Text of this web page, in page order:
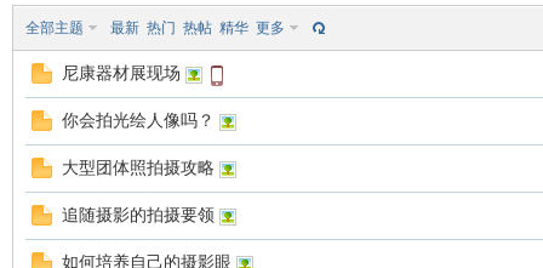
全部主题 最新 热门 热帖 精华 更多
尼康器材展现场
你会拍光绘人像吗？
大型团体照拍摄攻略
追随摄影的拍摄要领
如何培养自己的摄影眼